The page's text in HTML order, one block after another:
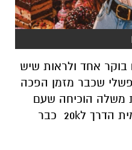
בוקר אחד ולראות שיש
שכבר מזמן הפכה
משלה הוכיחה שעם
כישרון איפה ומשמעת עצמית הדרך ל20k כבר